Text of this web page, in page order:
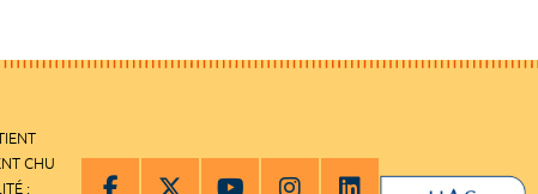
CHU
: